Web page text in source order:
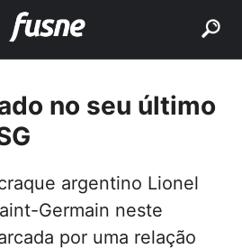
no seu último
argentino Lionel
Germain neste
por uma relação